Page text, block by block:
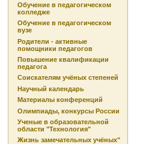
Обучение в педагогическом
колледже
Обучение в педагогическом
вузе
Родители - активные
помощники педагогов
Повышение квалификации
педагога
Соискателям учёных степеней
Научный календарь
Материалы конференций
Олимпиады, конкурсы России
Ученые в образовательной
области "Технология"
Жизнь замечательных учёных"